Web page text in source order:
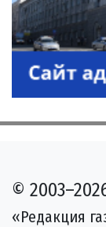
©
«Редакция